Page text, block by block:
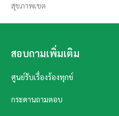
สุขภาพเขต
สอบถามเพิ่มเติม
ศูนย์รับเรื่องร้องทุกข์
กระดานถามตอบ